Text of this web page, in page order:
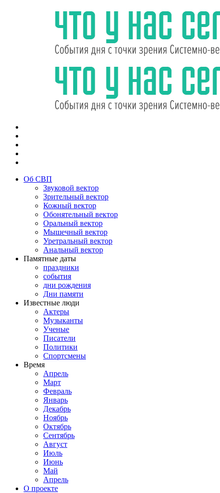
Об СВП
Звуковой вектор
Зрительный вектор
Кожный вектор
Обонятельный вектор
Оральный вектор
Мышечный вектор
Уретральный вектор
Анальный вектор
Памятные даты
праздники
события
дни рождения
Дни памяти
Известные люди
Актеры
Музыканты
Ученые
Писатели
Политики
Спортсмены
Время
Апрель
Март
Февраль
Январь
Декабрь
Ноябрь
Октябрь
Сентябрь
Август
Июль
Июнь
Май
Апрель
О проекте